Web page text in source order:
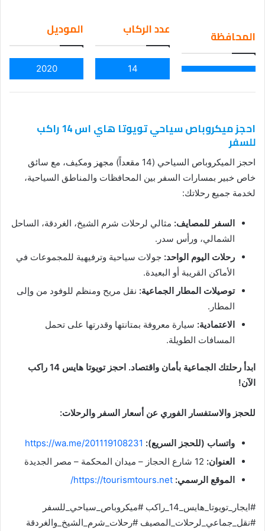
ail
المحافظة عدد الركاب
14
الموديل
2020
احجز ميكروباص سياحي تويوتا هاي اس 14 راكب
للسفر
احجز الميكروباص السياحي (14 مقعداً) مجهز ومكيف، مع سائق
خاص خبير بمسارات السفر بين المحافظات والمناطق السياحية،
لخدمة جميع رحلاتك:
السفر للمصايف: مثالي لرحلات شرم الشيخ، الغردقة، الساحل
الشمالي، ورأس سدر.
رحلات اليوم الواحد: جولات سياحية وترفيهية للمجموعات في
الأماكن القريبة أو البعيدة.
توصيلات المطار الجماعية: نقل مريح ومنظم للوفود من وإلى
المطار.
الاعتمادية: سيارة معروفة بمتانتها وقدرتها على تحمل
المسافات الطويلة.
ابدأ رحلتك الجماعية بأمان واقتصاد. احجز تويوتا هايس 14 راكب
الآن!
للحجز والاستفسار الفوري عن أسعار السفر والرحلات:
واتساب (للحجز السريع): https://wa.me/201119108231
العنوان:
الموقع الرسمي: https://tourismtours.net/
#ايجار_تويوتا_هايس_14_راكب #ميكروباص_سياحي_للسفر
#نقل_جماعي_لرحلات_المصيف #رحلات_شرم_الشيخ_والغردقة